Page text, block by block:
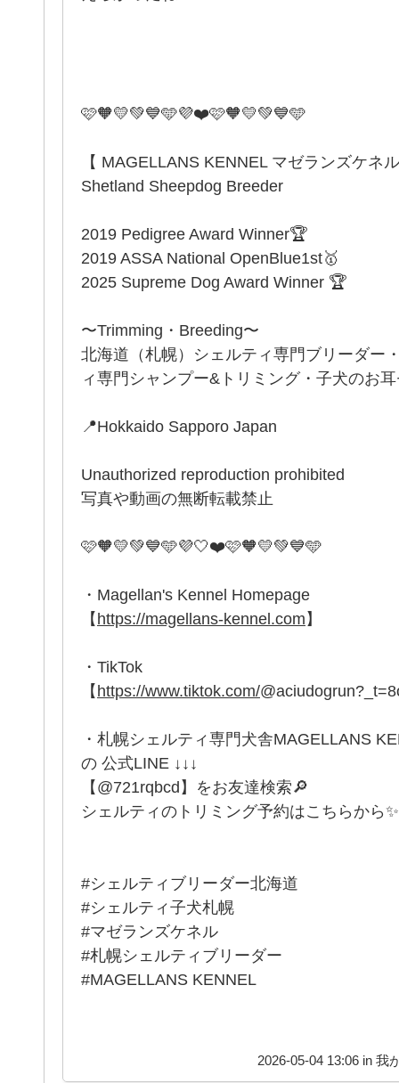
️🩷🧡💛💚💙🩵💜❤️🩷🧡💛💚💙🩵
【 MAGELLANS KENNEL マゼランズケネ
Shetland Sheepdog Breeder
2019 Pedigree Award Winner🏆
2019 ASSA National OpenBlue1st🥇
2025 Supreme Dog Award Winner 🏆
〜Trimming・Breeding〜
北海道（札幌）シェルティ専門ブリーダー
ィ専門シャンプー&トリミング・子犬のお
📍Hokkaido Sapporo Japan
Unauthorized reproduction prohibited
写真や動画の無断転載禁止
🩷🧡💛💚💙🩵💜🤍❤️🩷🧡💛💚💙🩵
・Magellan's Kennel Homepage
【https://magellans-kennel.com】
・TikTok
【https://www.tiktok.com/
・札幌シェルティ専門犬舎MAGELLANS
の 公式LINE ↓↓↓
【@721rqbcd】をお友達検索🔎
シェルティのトリミング予約はこちらから✨
#シェルティブリーダー北海道
#シェルティ子犬札幌
#マゼランズケネル
#札幌シェルティブリーダー
#MAGELLANS KENNEL
2026-05-04 13:06 in 我